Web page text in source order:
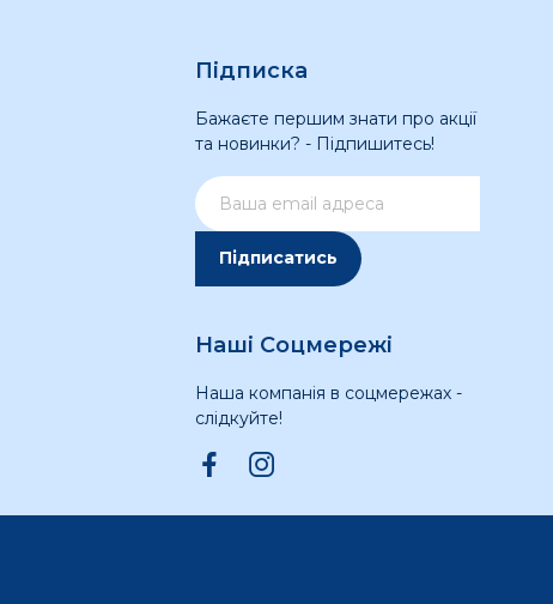
Підписка
Бажаєте першим знати про акції
та новинки? - Підпишитесь!
Підписатись
Наші Соцмережі
Наша компанія в соцмережах -
слідкуйте!